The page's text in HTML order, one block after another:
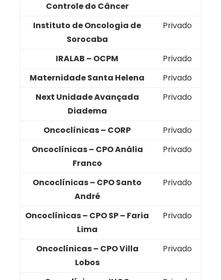
Controle do Câncer
Instituto de Oncologia de
Sorocaba
Privado
IRALAB – OCPM
Privado
Maternidade Santa Helena
Privado
Next Unidade Avançada
Diadema
Privado
Oncoclínicas – CORP
Privado
Oncoclínicas – CPO Anália
Franco
Privado
Oncoclínicas – CPO Santo
André
Privado
Oncoclínicas – CPO SP – Faria
Lima
Privado
Oncoclínicas – CPO Villa
Lobos
Privado